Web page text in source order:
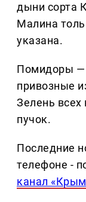
дыни сорта
Малина
указана.
Помидоры —
привозные
Зелень всех
пучок.
Последние
телефоне -
канал